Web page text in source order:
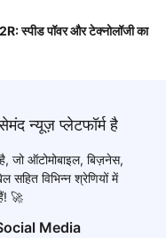
स्पीड पॉवर और टेक्नोलॉजी का
जो ऑटोमोबाइल, बिज़नेस,
विभिन्न श्रेणियों में
🚀
Media